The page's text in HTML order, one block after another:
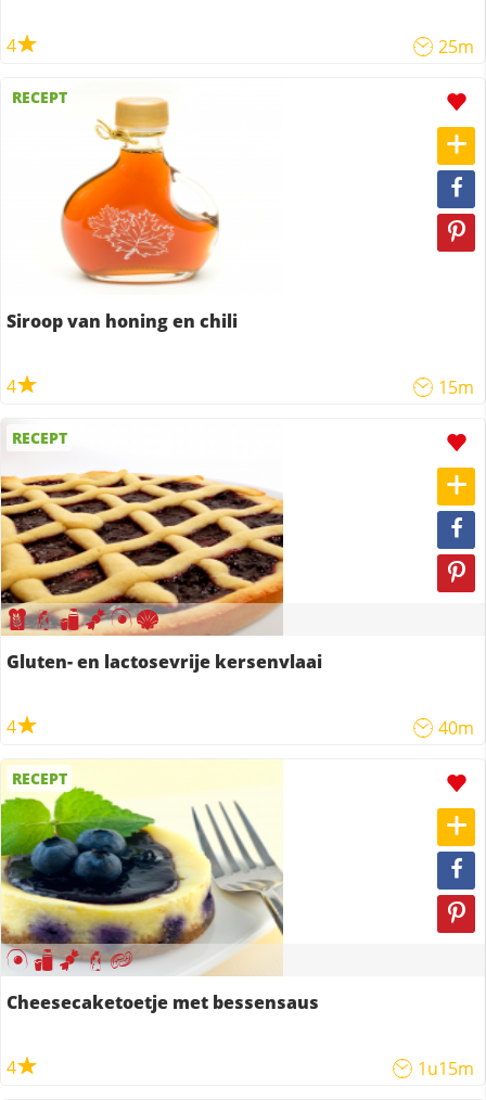
4 25m
RECEPT
Siroop van honing en chili
4 15m
RECEPT
Gluten- en lactosevrije kersenvlaai
4 40m
RECEPT
Cheesecaketoetje met bessensaus
4 1u15m